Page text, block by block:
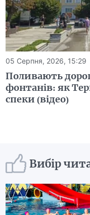
05 Серпня, 2026, 15:29
Поливають
фонтанів: як
спеки (відео)
Вибір